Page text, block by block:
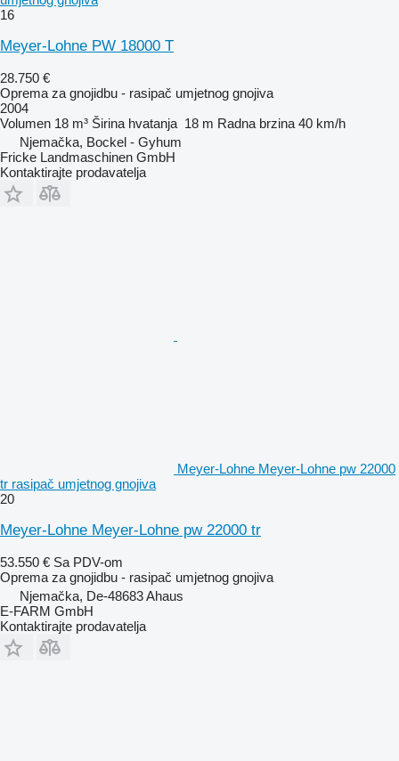
16
Meyer-Lohne PW 18000 T
28.750 €
Oprema za gnojidbu - rasipač umjetnog gnojiva
2004
Volumen 18 m³ Širina hvatanja 18 m Radna brzina 40 km/h
Njemačka, Bockel - Gyhum
Fricke Landmaschinen GmbH
Kontaktirajte prodavatelja
Meyer-Lohne Meyer-Lohne pw 22000
tr rasipač umjetnog gnojiva
20
Meyer-Lohne Meyer-Lohne pw 22000 tr
53.550 € Sa PDV-om
Oprema za gnojidbu - rasipač umjetnog gnojiva
Njemačka, De-48683 Ahaus
E-FARM GmbH
Kontaktirajte prodavatelja